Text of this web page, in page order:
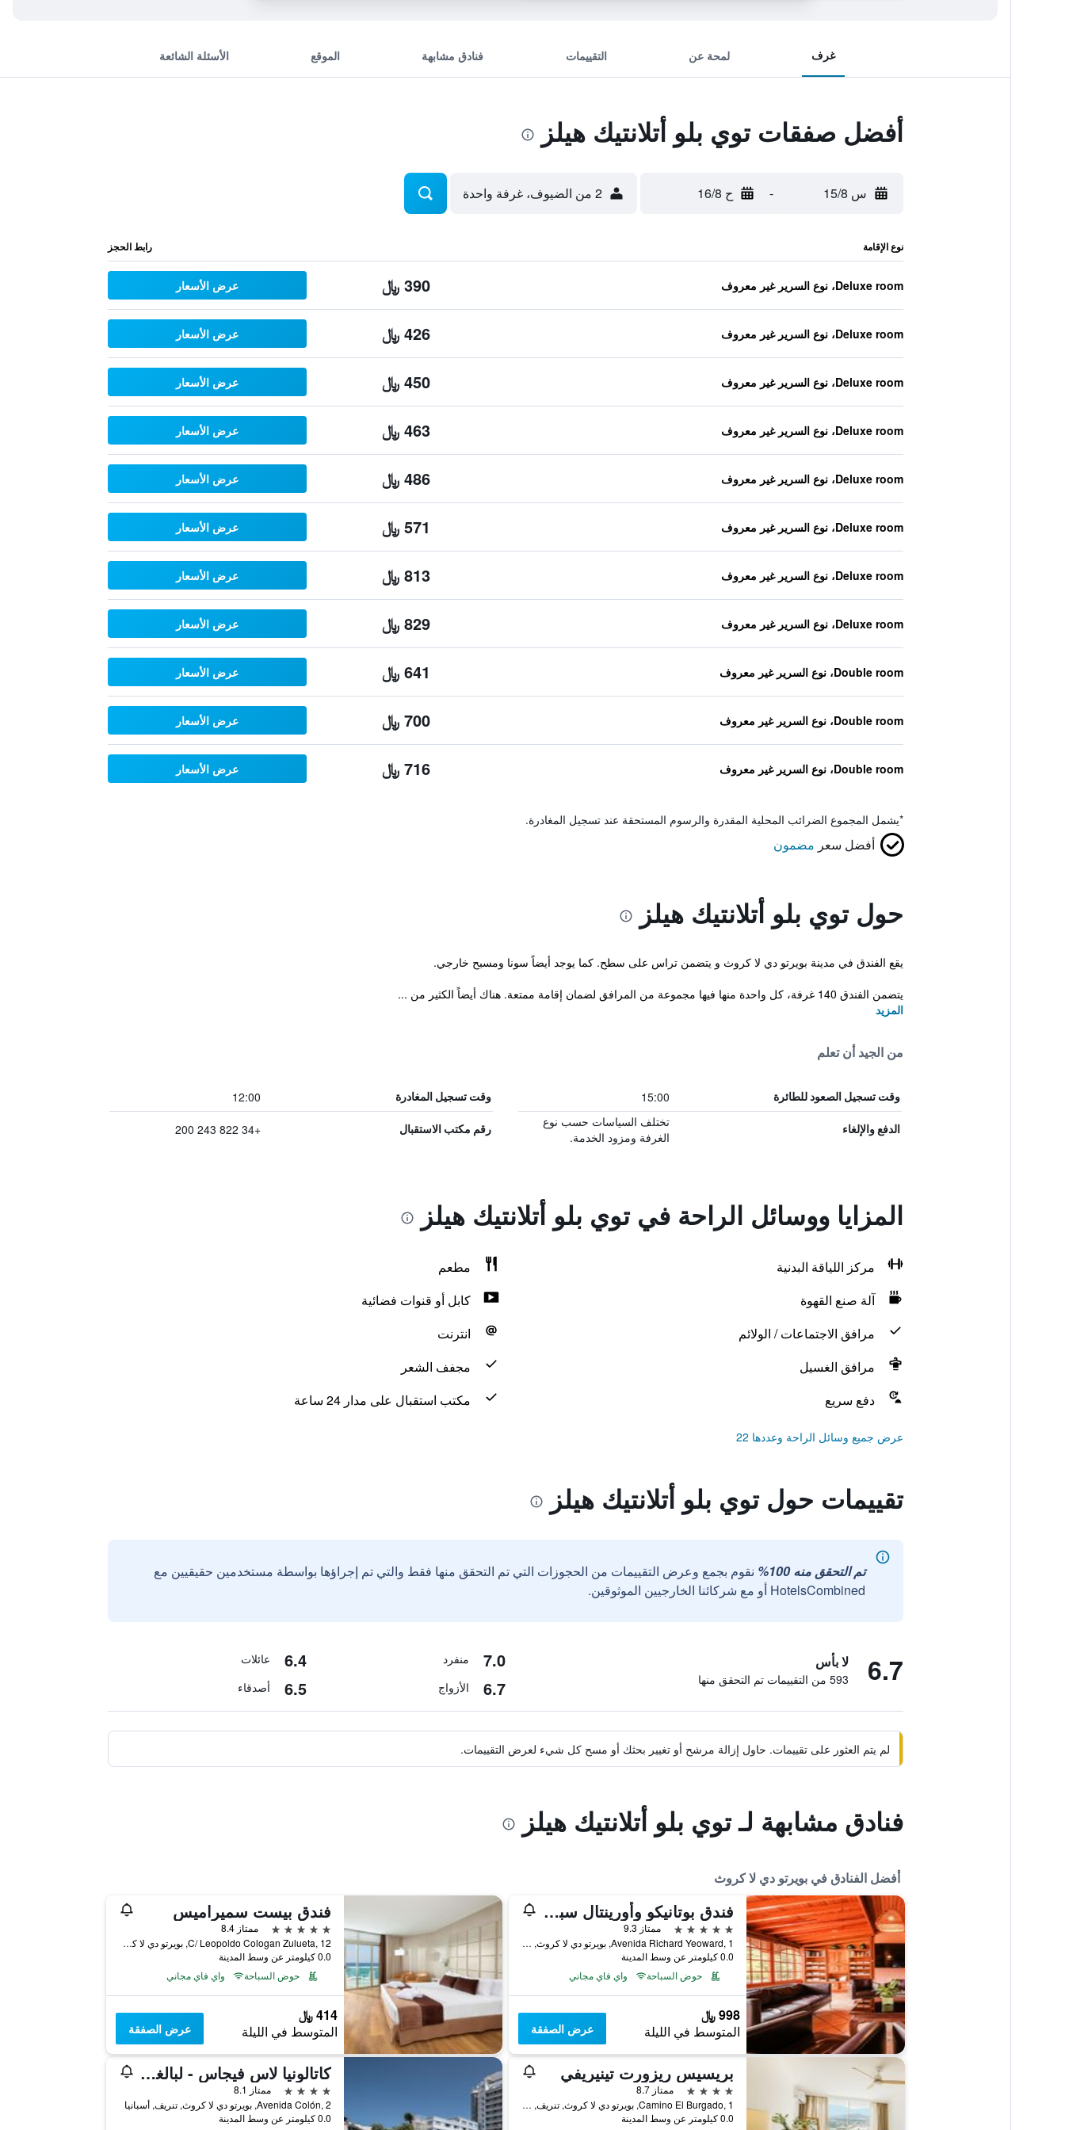
غرف لمحة عن التقييمات فنادق مشابهة الموقع الأسئلة الشائعة
أفضل صفقات توي بلو أتلانتيك هيلز
س 15/8 - ح 16/8 2 من الضيوف، غرفة واحدة
نوع الإقامة رابط الحجز
Deluxe room، نوع السرير غير معروف 390 ﷼ عرض الأسعار
Deluxe room، نوع السرير غير معروف 426 ﷼ عرض الأسعار
Deluxe room، نوع السرير غير معروف 450 ﷼ عرض الأسعار
Deluxe room، نوع السرير غير معروف 463 ﷼ عرض الأسعار
Deluxe room، نوع السرير غير معروف 486 ﷼ عرض الأسعار
Deluxe room، نوع السرير غير معروف 571 ﷼ عرض الأسعار
Deluxe room، نوع السرير غير معروف 813 ﷼ عرض الأسعار
Deluxe room، نوع السرير غير معروف 829 ﷼ عرض الأسعار
Double room، نوع السرير غير معروف 641 ﷼ عرض الأسعار
Double room، نوع السرير غير معروف 700 ﷼ عرض الأسعار
Double room، نوع السرير غير معروف 716 ﷼ عرض الأسعار
*يشمل المجموع الضرائب المحلية المقدرة والرسوم المستحقة عند تسجيل المغادرة.
أفضل سعر مضمون
حول توي بلو أتلانتيك هيلز
يقع الفندق في مدينة بويرتو دي لا كروث و يتضمن تراس على سطح. كما يوجد أيضاً سونا ومسبح خارجي.
يتضمن الفندق 140 غرفة، كل واحدة منها فيها مجموعة من المرافق لضمان إقامة ممتعة. هناك أيضاً الكثير من ...
المزيد
من الجيد أن تعلم
وقت تسجيل الصعود للطائرة 15:00 وقت تسجيل المغادرة 12:00
الدفع والإلغاء
تختلف السياسات حسب نوع
الغرفة ومزود الخدمة.
رقم مكتب الاستقبال +34 822 243 200
المزايا ووسائل الراحة في توي بلو أتلانتيك هيلز
مركز اللياقة البدنية
مطعم
آلة صنع القهوة
كابل أو قنوات فضائية
مرافق الاجتماعات / الولائم
انترنت
مرافق الغسيل
مجفف الشعر
دفع سريع
مكتب استقبال على مدار 24 ساعة
عرض جميع وسائل الراحة وعددها 22
تقييمات حول توي بلو أتلانتيك هيلز
تم التحقق منه 100%
نقوم بجمع وعرض التقييمات من الحجوزات التي تم التحقق منها فقط والتي تم إجراؤها بواسطة مستخدمين حقيقيين مع
HotelsCombined أو مع شركائنا الخارجيين الموثوقين.
6.7 لا بأس
593 من التقييمات تم التحقق منها
7.0 منفرد 6.4 عائلات
6.7 الأزواج 6.5 أصدقاء
لم يتم العثور على تقييمات. حاول إزالة مرشح أو تغيير بحثك أو مسح كل شيء لعرض التقييمات.
فنادق مشابهة لـ توي بلو أتلانتيك هيلز
أفضل الفنادق في بويرتو دي لا كروث
فندق بوتانيكو وأورينتال سبا غاردن
5 نجوم
ممتاز 9.3
Avenida Richard Yeoward, 1, بويرتو دي لا كروث, تنريف, أسبانيا
0.0 كيلومتر عن وسط المدينة
حوض السباحة
واي فاي مجاني
998 ﷼
المتوسط في الليلة عرض الصفقة
فندق بيست سميراميس
5 نجوم
ممتاز 8.4
C/ Leopoldo Cologan Zulueta, 12, بويرتو دي لا كروث, تنريف, أسبانيا
0.0 كيلومتر عن وسط المدينة
حوض السباحة
واي فاي مجاني
414 ﷼
المتوسط في الليلة عرض الصفقة
بريسيس ريزورت تينيريفي
4 نجوم
ممتاز 8.7
Camino El Burgado, 1, بويرتو دي لا كروث, تنريف, أسبانيا
0.0 كيلومتر عن وسط المدينة
كاتالونيا لاس فيجاس - لبالغيس فقط
4 نجوم
ممتاز 8.1
Avenida Colón, 2, بويرتو دي لا كروث, تنريف, أسبانيا
0.0 كيلومتر عن وسط المدينة